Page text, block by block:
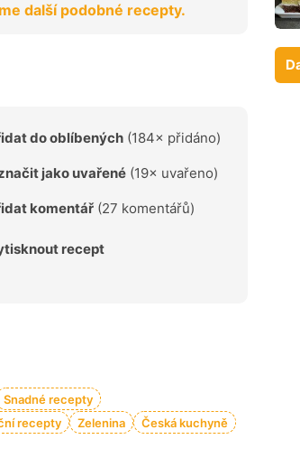
další podobné recepty.
do oblíbených (184× přidáno)
jako uvařené (19× uvařeno)
komentář (27 komentářů)
recept
Snadné recepty
recepty Zelenina
Česká kuchyně